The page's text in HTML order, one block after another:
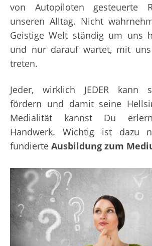
von Autopiloten gesteuerte
unseren Alltag. Nicht
Geistige Welt ständig um uns
und nur darauf wartet, mit
treten.
Jeder, wirklich JEDER kann
fördern und damit seine
Medialität kannst Du
Handwerk. Wichtig ist dazu
fundierte Ausbildung zum